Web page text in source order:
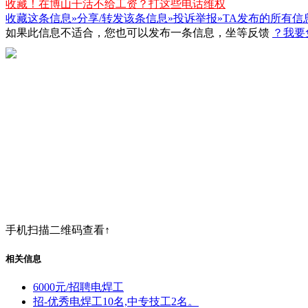
收藏！在博山干活不给工资？打这些电话维权
收藏这条信息»分享/转发该条信息»投诉举报»TA发布的所有信
如果此信息不适合，您也可以发布一条信息，坐等反馈 ？我
手机扫描二维码查看↑
相关信息
6000元/招聘电焊工
招-优秀电焊工10名,中专技工2名。